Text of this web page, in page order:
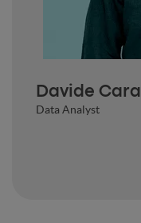
Davide
Data Analyst